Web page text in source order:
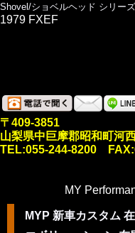
Shovel/ショベルヘッド シリーズ
1979 FXEF
〒409-3851
山梨県中巨摩郡昭和町河
TEL:055-244-8200
MY
MYP 新車カスタム